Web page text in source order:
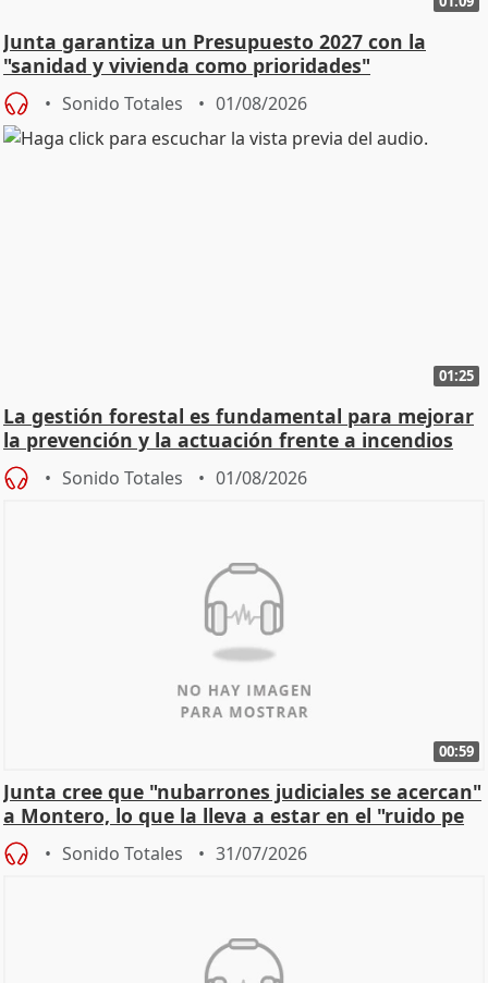
Junta garantiza un Presupuesto 2027 con la
"sanidad y vivienda como prioridades"
Sonido Totales 01/08/2026
01:25
La gestión forestal es fundamental para mejorar
la prevención y la actuación frente a incendios
Sonido Totales 01/08/2026
00:59
Junta cree que "nubarrones judiciales se acercan"
a Montero, lo que la lleva a estar en el "ruido pe
Sonido Totales 31/07/2026